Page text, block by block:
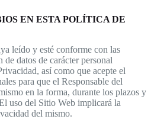
EN ESTA POLÍTICA DE
leído y esté conforme con las
datos de carácter personal
así como que acepte el
para que el Responsable del
en la forma, durante los plazos y
uso del Sitio Web implicará la
del mismo.